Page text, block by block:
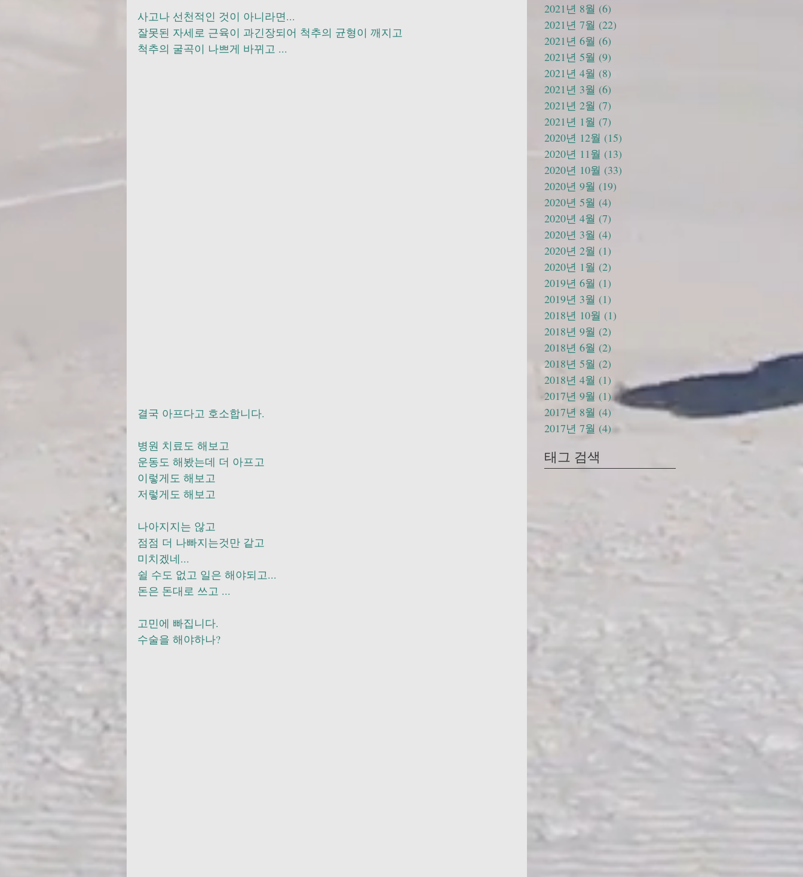
사고나 선천적인 것이 아니라면...
잘못된 자세로 근육이 과긴장되어 척추의 균형이 깨지고
척추의 굴곡이 나쁘게 바뀌고 ...
결국 아프다고 호소합니다.
병원 치료도 해보고
운동도 해봤는데 더 아프고
이렇게도 해보고
저렇게도 해보고
나아지지는 않고
점점 더 나빠지는것만 같고
미치겠네...
쉴 수도 없고 일은 해야되고...
돈은 돈대로 쓰고 ...
고민에 빠집니다.
수술을 해야하나?
2021년 8월 (6)
2021년 7월 (22)
2021년 6월 (6)
2021년 5월 (9)
2021년 4월 (8)
2021년 3월 (6)
2021년 2월 (7)
2021년 1월 (7)
2020년 12월 (15)
2020년 11월 (13)
2020년 10월 (33)
2020년 9월 (19)
2020년 5월 (4)
2020년 4월 (7)
2020년 3월 (4)
2020년 2월 (1)
2020년 1월 (2)
2019년 6월 (1)
2019년 3월 (1)
2018년 10월 (1)
2018년 9월 (2)
2018년 6월 (2)
2018년 5월 (2)
2018년 4월 (1) 게시물 1개
2017년 9월 (1)게시물 1개
2017년 8월 (4) 게시물 4개
2017년 7월 (4) 게시물 4개
태그 검색